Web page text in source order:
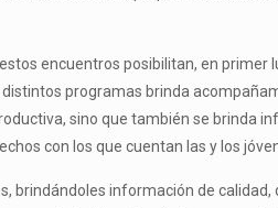
encuentros posibilitan, en
programas brinda
sino que también se brinda
con los que cuentan las y los
brindándoles información de